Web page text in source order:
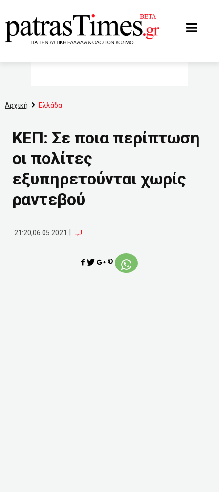
Αρχική Ελλάδα
ΚΕΠ: Σε ποια περίπτωση
οι πολίτες
εξυπηρετούνται χωρίς
ραντεβού
21:20,06.05.2021